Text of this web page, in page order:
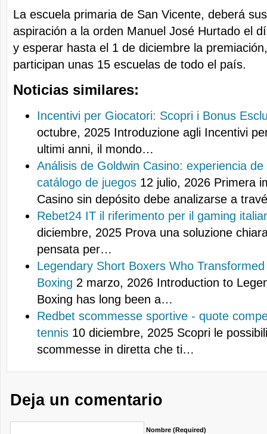
La escuela primaria de San Vicente, deberá
aspiración a la orden Manuel José Hurtado el
y esperar hasta el 1 de diciembre la
participan unas 15 escuelas de todo el país.
Noticias similares:
Incentivi per Giocatori: Scopri i Bonus
octubre, 2025 Introduzione agli Incentivi
ultimi anni, il mondo…
Análisis de Goldwin Casino: experiencia
catálogo de juegos 12 julio, 2026 Primera
Casino sin depósito debe analizarse a
Rebet24 IT il riferimento per il gaming
diciembre, 2025 Prova una soluzione
pensata per…
Legendary Short Boxers Who
Boxing 2 marzo, 2026 Introduction to
Boxing has long been a…
Redbet scommesse sportive - quote
tennis 10 diciembre, 2025 Scopri le
scommesse in diretta che ti…
Deja un comentario
Nombre (required)